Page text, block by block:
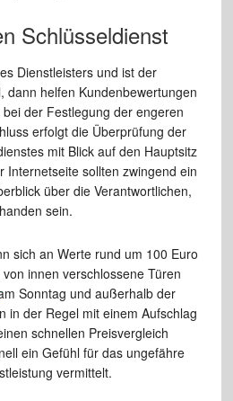
Schlüsseldienst
Dienstleisters und ist der
dann helfen Kundenbewertungen
der Festlegung der engeren
erfolgt die Überprüfung der
mit Blick auf den Hauptsitz
Internetseite sollten zwingend ein
über die Verantwortlichen,
sein.
sich an Werte rund um 100 Euro
innen verschlossene Türen
Sonntag und außerhalb der
in der Regel mit einem Aufschlag
schnellen Preisvergleich
ein Gefühl für das ungefähre
vermittelt.